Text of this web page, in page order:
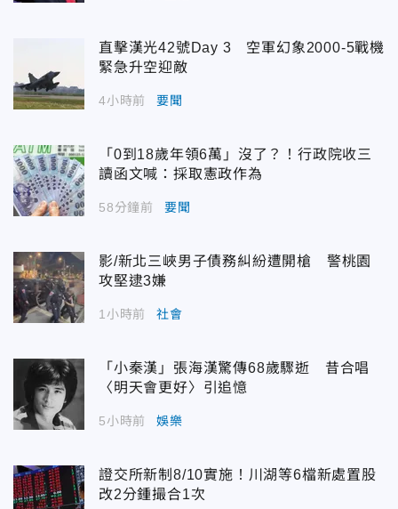
直擊漢光42號Day 3 空軍幻象2000-5戰機
緊急升空迎敵
4小時前 要聞
「0到18歲年領6萬」沒了？！行政院收三
讀函文喊：採取憲政作為
58分鐘前 要聞
影/新北三峽男子債務糾紛遭開槍 警桃園
攻堅逮3嫌
1小時前 社會
「小秦漢」張海漢驚傳68歲驟逝 昔合唱
〈明天會更好〉引追憶
5小時前 娛樂
證交所新制8/10實施！川湖等6檔新處置股
改2分鍾撮合1次